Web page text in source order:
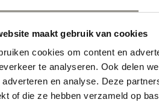
maakt gebruik van cookies
cookies om content en
te analyseren. Ook delen
adverteren en analyse. Deze
of die ze hebben verzameld op